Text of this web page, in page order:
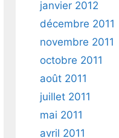
janvier 2012
décembre 2011
novembre 2011
octobre 2011
août 2011
juillet 2011
mai 2011
avril 2011